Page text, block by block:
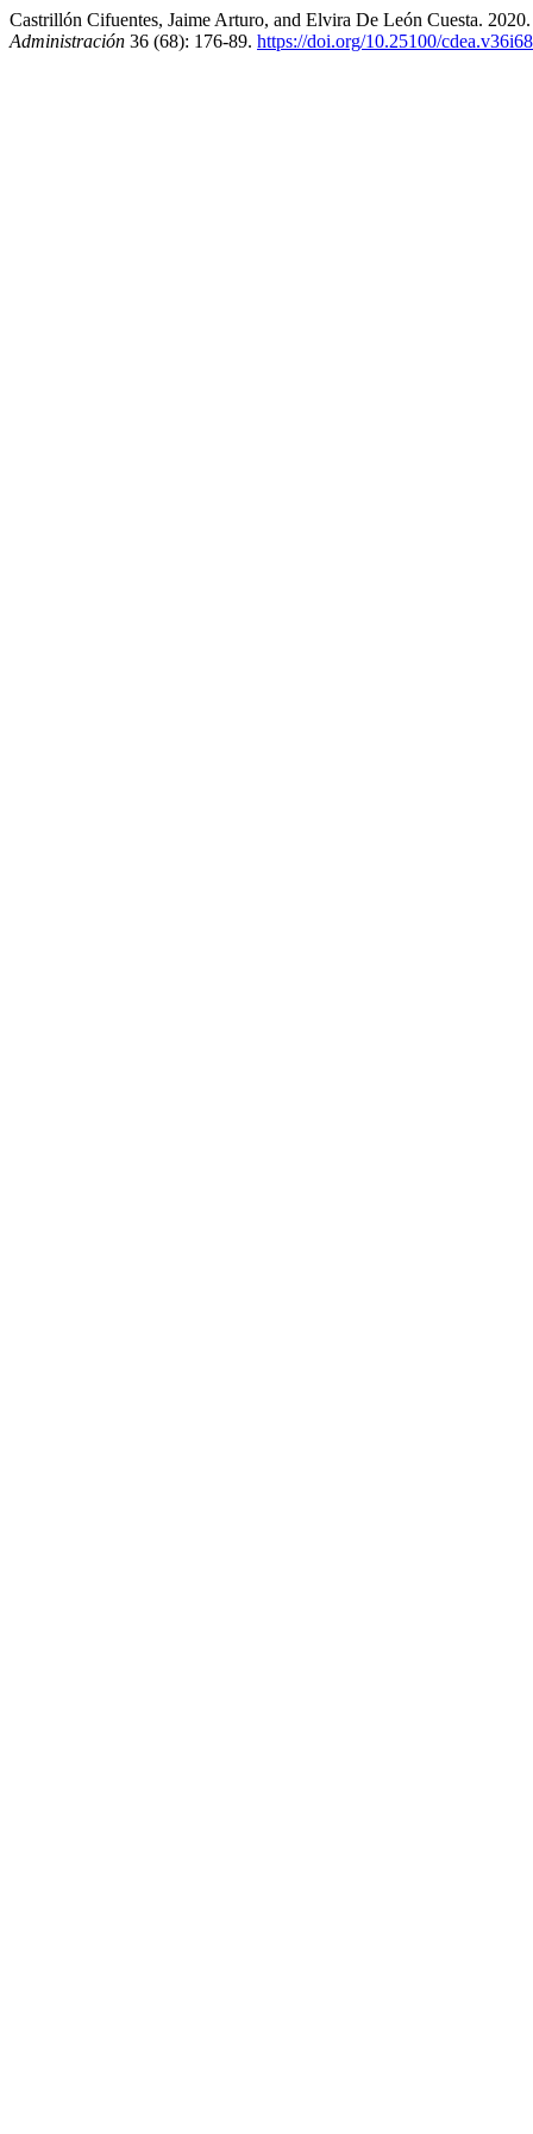
Castrillón Cifuentes, Jaime Arturo, and Elvira De León Cuesta.
Administración 36 (68): 176-89. https://doi.org/10.25100/